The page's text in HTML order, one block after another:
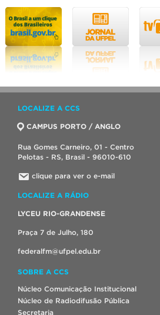
LOCALIZE A CCS
CAMPUS PORTO / ANGLO
Rua Gomes Carneiro, 01 - Centro
Pelotas - RS, Brasil - 96010-610
clique para ver o e-mail
LOCALIZE A RÁDIO
LYCEU RIO-GRANDENSE
Praça 7 de Julho, 180
federalfm@ufpel.edu.br
SOBRE A CCS
Núcleo Comunicação Institucional
Núcleo de Radiodifusão Pública
Secretaria